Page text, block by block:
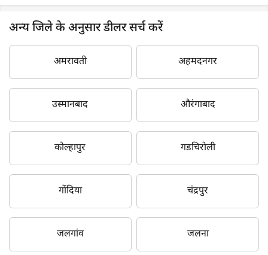
अन्य जिले के अनुसार डीलर सर्च करें
अमरावती अहमदनगर
उस्मानबाद औरंगाबाद
कोल्हापुर गडचिरोली
गोंदिया चंद्रपुर
जलगांव जलना